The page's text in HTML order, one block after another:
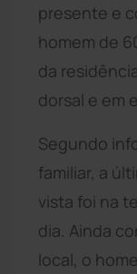
presente e
homem de
da
dorsal e em
Segundo
familiar, a
vista foi na
dia. Ainda
local, o